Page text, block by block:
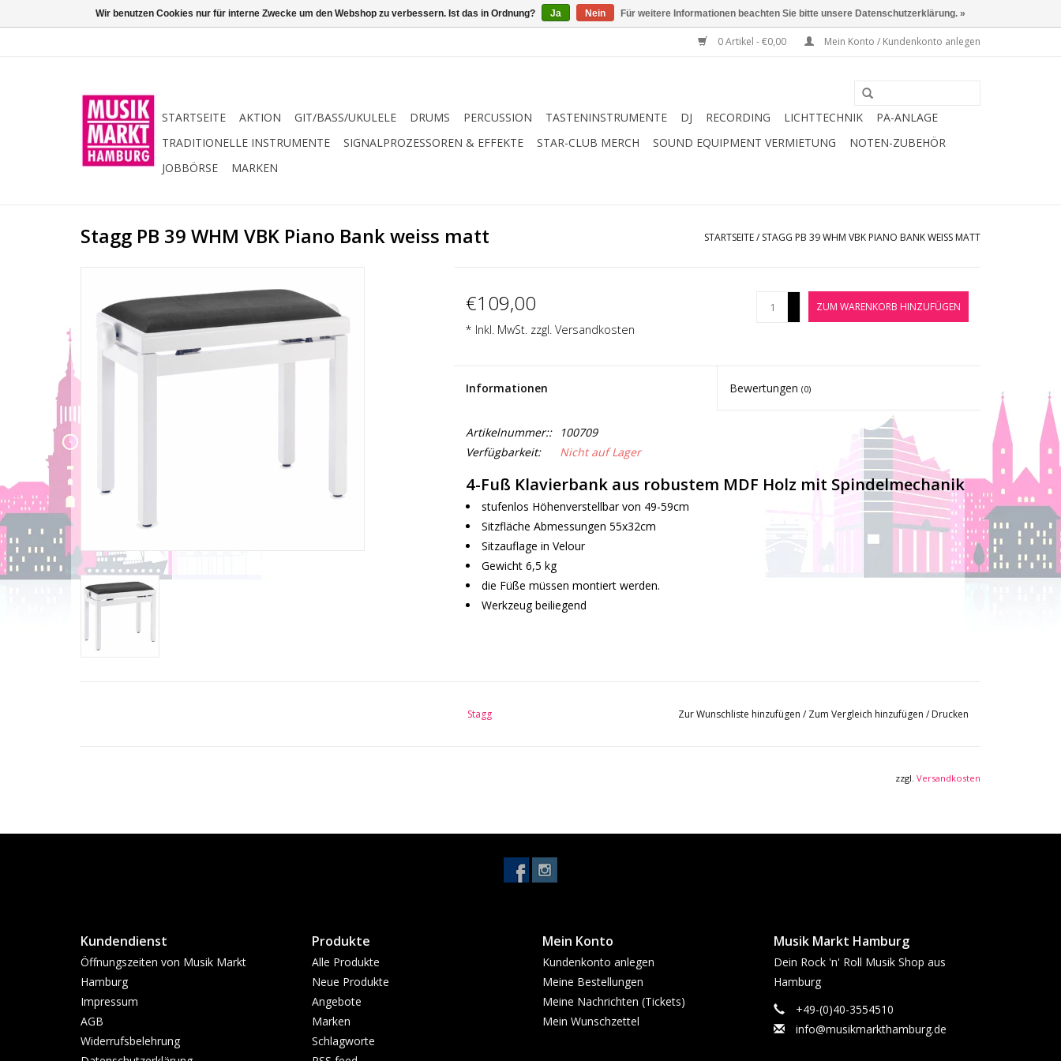
0 Artikel - €0,00 Mein Konto / Kundenkonto anlegen
STARTSEITE AKTION GIT/BASS/UKULELE DRUMS PERCUSSION TASTENINSTRUMENTE DJ RECORDING LICHTTECHNIK
PA-ANLAGE
TRADITIONELLE INSTRUMENTE
SIGNALPROZESSOREN & EFFEKTE STAR-CLUB MERCH SOUND EQUIPMENT VERMIETUNG
NOTEN-ZUBEHÖR
JOBBÖRSE
MARKEN
Stagg PB 39 WHM VBK Piano Bank weiss matt STARTSEITE/ STAGG PB 39 WHM VBK PIANO BANK WEISS MATT
€109,00
* Inkl. MwSt. zzgl. Versandkosten
ZUM WARENKORB HINZUFÜGEN
Informationen Bewertungen(0)
Artikelnummer::
100709
Verfügbarkeit:
Nicht auf Lager
4-Fuß Klavierbank aus robustem MDF Holz mit Spindelmechanik
stufenlos Höhenverstellbar von 49-59cm
Sitzfläche Abmessungen 55x32cm
Sitzauflage in Velour
Gewicht 6,5 kg
die Füße müssen montiert werden.
Werkzeug beiliegend
Stagg Zur Wunschliste hinzufügen / Zum Vergleich hinzufügen / Drucken
zzgl. Versandkosten
Kundendienst
Öffnungszeiten von Musik Markt
Hamburg
Impressum
AGB
Widerrufsbelehrung
Produkte
Alle Produkte
Neue Produkte
Angebote
Marken
Schlagworte
Mein Konto
Kundenkonto anlegen
Meine Bestellungen
Meine Nachrichten (Tickets)
Mein Wunschzettel
Musik Markt Hamburg
Dein Rock 'n' Roll Musik Shop aus
Hamburg
+49-(0)40-3554510
info@musikmarkthamburg.de
Wir benutzen Cookies nur für interne Zwecke um den Webshop zu verbessern. Ist das in Ordnung? Ja Nein Für weitere Informationen beachten Sie bitte unsere Datenschutzerklärung. »